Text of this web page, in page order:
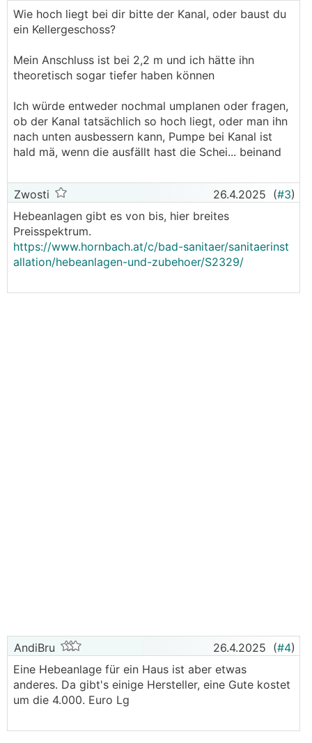
Wie hoch liegt bei dir bitte der Kanal, oder baust du
ein Kellergeschoss?
Mein Anschluss ist bei 2,2 m und ich hätte ihn
theoretisch sogar tiefer haben können
Ich würde entweder nochmal umplanen oder fragen,
ob der Kanal tatsächlich so hoch liegt, oder man ihn
nach unten ausbessern kann, Pumpe bei Kanal ist
hald mä, wenn die ausfällt hast die Schei... beinand
Zwosti 26.4.2025 (#3)
Hebeanlagen gibt es von bis, hier breites
Preisspektrum.
https://www.hornbach.at/c/bad-sanitaer/sanitaerinst
allation/hebeanlagen-und-zubehoer/S2329/
AndiBru 26.4.2025 (#4)
Eine Hebeanlage für ein Haus ist aber etwas
anderes. Da gibt's einige Hersteller, eine Gute kostet
um die 4.000. Euro Lg